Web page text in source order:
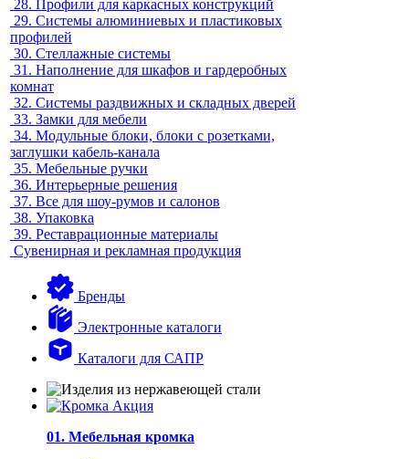
28. Профили для каркасных конструкций
29. Системы алюминиевых и пластиковых
профилей
30. Стеллажные системы
31. Наполнение для шкафов и гардеробных
комнат
32. Системы раздвижных и складных дверей
33. Замки для мебели
34. Модульные блоки, блоки с розетками,
заглушки кабель-канала
35. Мебельные ручки
36. Интерьерные решения
37. Все для шоу-румов и салонов
38. Упаковка
39. Реставрационные материалы
Сувенирная и рекламная продукция
Бренды
Электронные каталоги
Каталоги для САПР
01. Мебельная кромка